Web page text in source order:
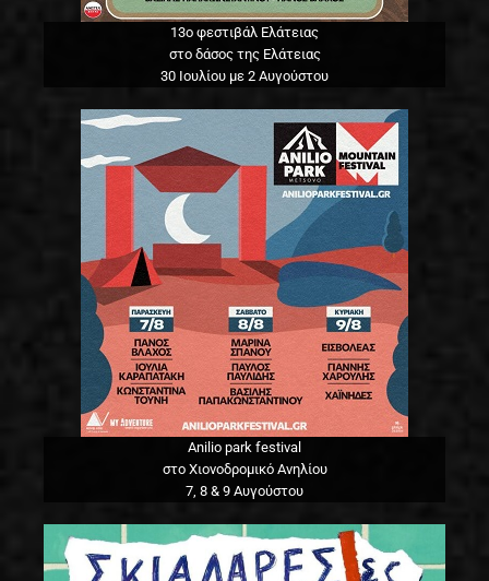
13o φεστιβάλ Ελάτειας
στο δάσος της Ελάτειας
30 Ιουλίου με 2 Αυγούστου
Anilio park festival
στο Χιονοδρομικό Ανηλίου
7, 8 & 9 Αυγούστου